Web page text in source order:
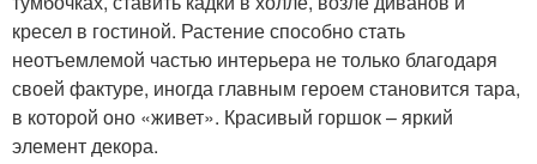
кресел в гостиной. Растение способно стать
неотъемлемой частью интерьера не только благодаря
своей фактуре, иногда главным героем становится тара,
в которой оно «живет». Красивый горшок – яркий
элемент декора.